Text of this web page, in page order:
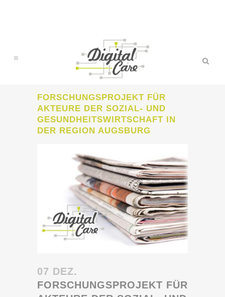
FORSCHUNGSPROJEKT FÜR
AKTEURE DER SOZIAL- UND
GESUNDHEITSWIRTSCHAFT IN
DER REGION AUGSBURG
07 DEZ.
FORSCHUNGSPROJEKT FÜR